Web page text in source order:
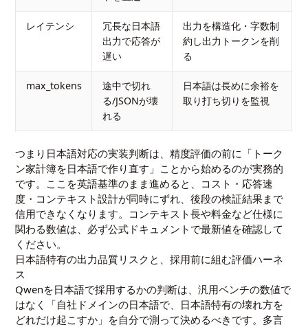
レイテンシ
冗長な日本語
出力で応答が
遅い
出力を構造化・字数制
約し出力トークンを削
る
max_tokens
途中で切れ
る/JSONが壊
れる
日本語は長めに余裕を
取り打ち切りを監視
つまり日本語対応の実装判断は、精度評価の前に「トーク
ン家計簿を日本語で作り直す」ことから始めるのが実務的
です。ここを英語基準のまま進めると、コスト・応答速
度・コンテキスト設計が同時にずれ、後段の検証結果まで
信用できなくなります。コンテキスト長や料金など仕様に
関わる数値は、必ず公式ドキュメントで最新値を確認して
ください。
日本語特有の出力品質リスクと、採用前に組む評価ハーネ
ス
Qwenを日本語で採用するかの判断は、汎用ベンチの数値で
はなく「自社ドメインの日本語で、日本語特有の壊れ方を
どれだけ起こすか」を自分で測って決めるべきです。多言